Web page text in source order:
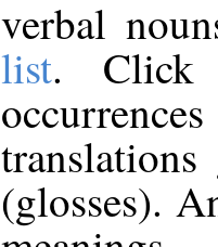
verbal
list. Click
(glosses).